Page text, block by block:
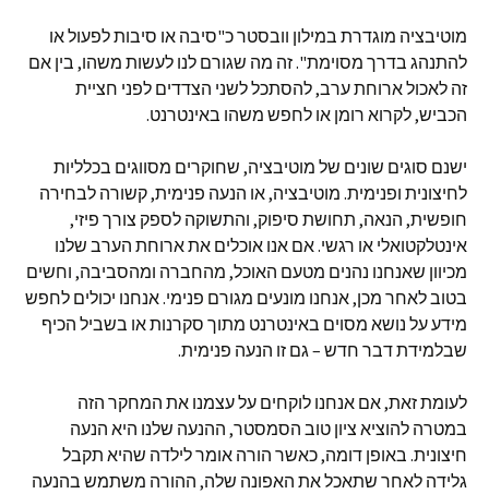
מוטיבציה מוגדרת במילון וובסטר כ"סיבה או סיבות לפעול או
להתנהג בדרך מסוימת". זה מה שגורם לנו לעשות משהו, בין אם
זה לאכול ארוחת ערב, להסתכל לשני הצדדים לפני חציית
הכביש, לקרוא רומן או לחפש משהו באינטרנט.
ישנם סוגים שונים של מוטיבציה, שחוקרים מסווגים בכלליות
לחיצונית ופנימית. מוטיבציה, או הנעה פנימית, קשורה לבחירה
חופשית, הנאה, תחושת סיפוק, והתשוקה לספק צורך פיזי,
אינטלקטואלי או רגשי. אם אנו אוכלים את ארוחת הערב שלנו
מכיוון שאנחנו נהנים מטעם האוכל, מהחברה ומהסביבה, וחשים
בטוב לאחר מכן, אנחנו מונעים מגורם פנימי. אנחנו יכולים לחפש
מידע על נושא מסוים באינטרנט מתוך סקרנות או בשביל הכיף
שבלמידת דבר חדש – גם זו הנעה פנימית.
לעומת זאת, אם אנחנו לוקחים על עצמנו את המחקר הזה
במטרה להוציא ציון טוב הסמסטר, ההנעה שלנו היא הנעה
חיצונית. באופן דומה, כאשר הורה אומר לילדה שהיא תקבל
גלידה לאחר שתאכל את האפונה שלה, ההורה משתמש בהנעה